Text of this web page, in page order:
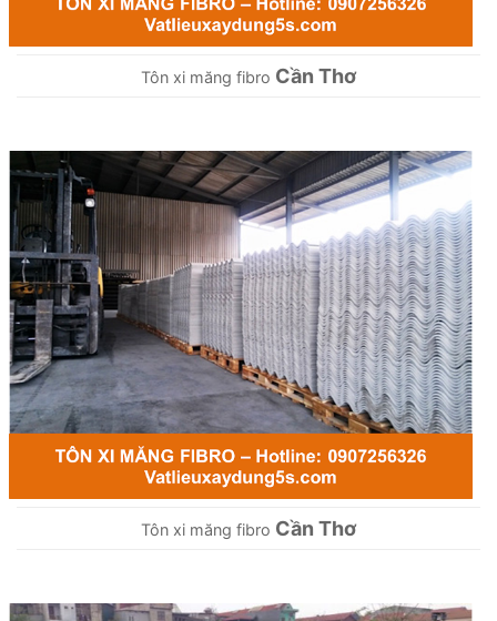
Tôn xi măng fibro Cần Thơ
Tôn xi măng fibro Cần Thơ